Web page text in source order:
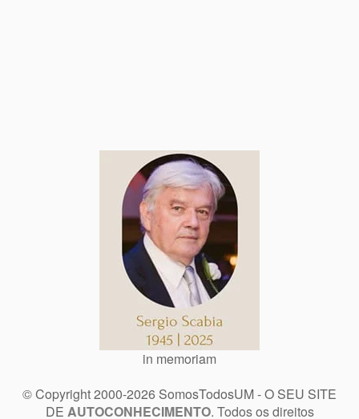
in memoriam
© Copyright 2000-2026 SomosTodosUM - O SEU SITE
DE AUTOCONHECIMENTO. Todos os direitos